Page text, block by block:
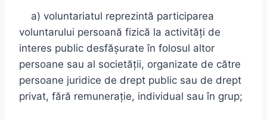
a) voluntariatul reprezintă participarea
voluntarului persoană fizică la activităţi de
interes public desfăşurate în folosul altor
persoane sau al societăţii, organizate de către
persoane juridice de drept public sau de drept
privat, fără remuneraţie, individual sau în grup;